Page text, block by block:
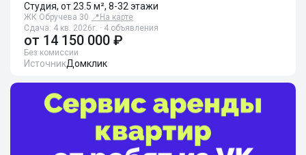
Студия, от 23.5 м², 8-32 этажи
ЖК Обручева 30 📍 На карте
Сдача: 4 кв. 2026г. · 4 объявления
от 14 150 000 ₽
Без комиссии
ИсточникДомклик